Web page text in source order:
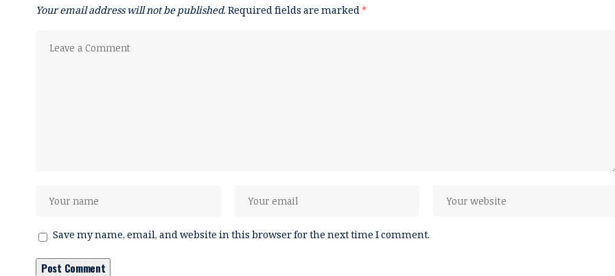
Your email address will not be published.Required fields are marked*
Save my name, email, and website in this browser for the next time I comment.